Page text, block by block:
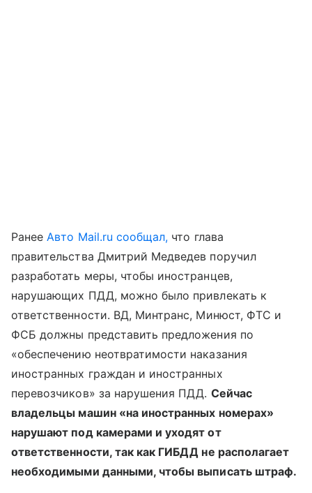
РанееАвто Mail.ru сообщал, что глава
правительства Дмитрий Медведев поручил
разработать меры, чтобы иностранцев,
нарушающих ПДД, можно было привлекать к
ответственности. ВД, Минтранс, Минюст, ФТС и
ФСБ должны представить предложения по
«обеспечению неотвратимости наказания
иностранных граждан и иностранных
перевозчиков» за нарушения ПДД. Сейчас
владельцы машин «на иностранных номерах»
нарушают под камерами и уходят от
ответственности, так как ГИБДД не располагает
необходимыми данными, чтобы выписать штраф.